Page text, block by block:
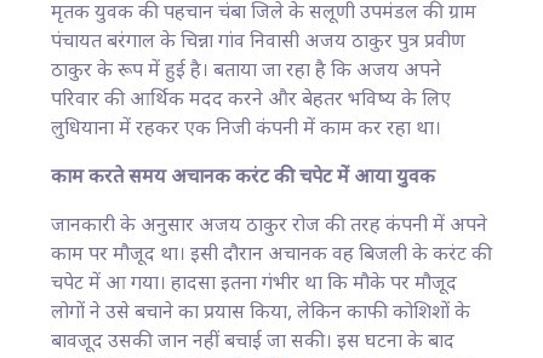
मृतक युवक की पहचान चंबा जिले के सलूणी उपमंडल की ग्राम
पंचायत बरंगाल के चिन्ना गांव निवासी अजय ठाकुर पुत्र प्रवीण
ठाकुर के रूप में हुई है। बताया जा रहा है कि अजय अपने
परिवार की आर्थिक मदद करने और बेहतर भविष्य के लिए
लुधियाना में रहकर एक निजी कंपनी में काम कर रहा था।
काम करते समय अचानक करंट की चपेट में आया युवक
जानकारी के अनुसार अजय ठाकुर रोज की तरह कंपनी में अपने
काम पर मौजूद था। इसी दौरान अचानक वह बिजली के करंट की
चपेट में आ गया। हादसा इतना गंभीर था कि मौके पर मौजूद
लोगों ने उसे बचाने का प्रयास किया, लेकिन काफी कोशिशों के
बावजूद उसकी जान नहीं बचाई जा सकी। इस घटना के बाद